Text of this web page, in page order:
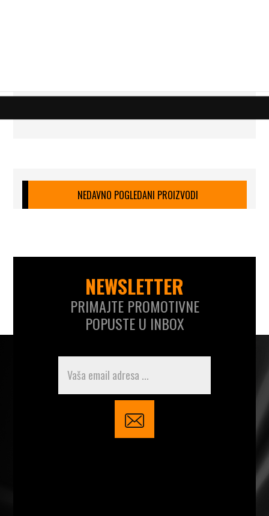
NEDAVNO POGLEDANI PROIZVODI
NEWSLETTER
PRIMAJTE PROMOTIVNE
POPUSTE U INBOX